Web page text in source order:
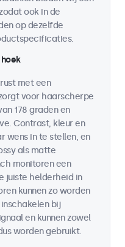
ook in de
op dezelfde
met een
voor haarscherpe
178 graden en
Contrast, kleur en
wens in te stellen, en
als matte
monitoren een
juiste helderheid in
kunnen zo worden
bij
en kunnen zowel
worden gebruikt.